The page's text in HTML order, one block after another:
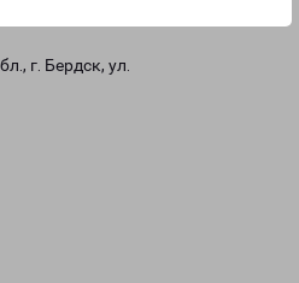
г. Бердск, ул.